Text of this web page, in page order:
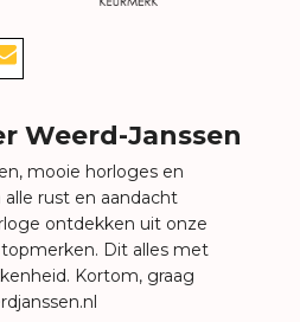
Weerd-Janssen
mooie horloges en
rust en aandacht
ontdekken uit onze
Dit alles met
Kortom, graag